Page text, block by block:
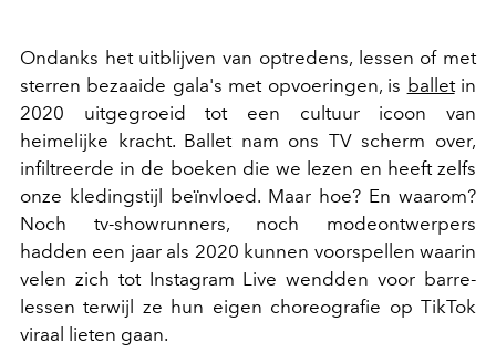
Ondanks het uitblijven van optredens, lessen of met
sterren bezaaide gala's met opvoeringen, is balletin
2020 uitgegroeid tot een cultuur icoon van
heimelijke kracht. Ballet nam ons TV scherm over,
infiltreerde in de boeken die we lezen en heeft zelfs
onze kledingstijl beïnvloed. Maar hoe? En waarom?
Noch tv-showrunners, noch modeontwerpers
hadden een jaar als 2020 kunnen voorspellen waarin
velen zich tot Instagram Live wendden voor barre-
lessen terwijl ze hun eigen choreografie op TikTok
viraal lieten gaan.